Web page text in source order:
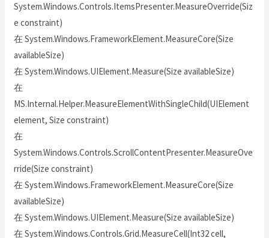
System.Windows.Controls.ItemsPresenter.MeasureOverride(Siz
e constraint)
在 System.Windows.FrameworkElement.MeasureCore(Size
availableSize)
在 System.Windows.UIElement.Measure(Size availableSize)
在
MS.Internal.Helper.MeasureElementWithSingleChild(UIElement
element, Size constraint)
在
System.Windows.Controls.ScrollContentPresenter.MeasureOve
rride(Size constraint)
在 System.Windows.FrameworkElement.MeasureCore(Size
availableSize)
在 System.Windows.UIElement.Measure(Size availableSize)
在 System.Windows.Controls.Grid.MeasureCell(Int32 cell,